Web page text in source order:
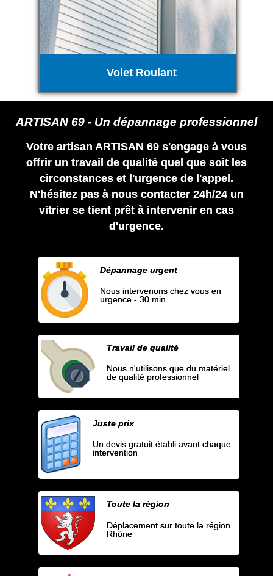
Volet Roulant
ARTISAN 69 - Un dépannage professionnel
Votre artisan ARTISAN 69 s'engage à vous
offrir un travail de qualité quel que soit les
circonstances et l'urgence de l'appel.
N'hésitez pas à nous contacter 24h/24 un
vitrier se tient prêt à intervenir en cas
d'urgence.
Dépannage urgent
Nous intervenons chez vous en
urgence - 30 min
Travail de qualité
Nous n'utilisons que du matériel
de qualité professionnel
Juste prix
Un devis gratuit établi avant chaque
intervention
Toute la région
Déplacement sur toute la région
Rhône